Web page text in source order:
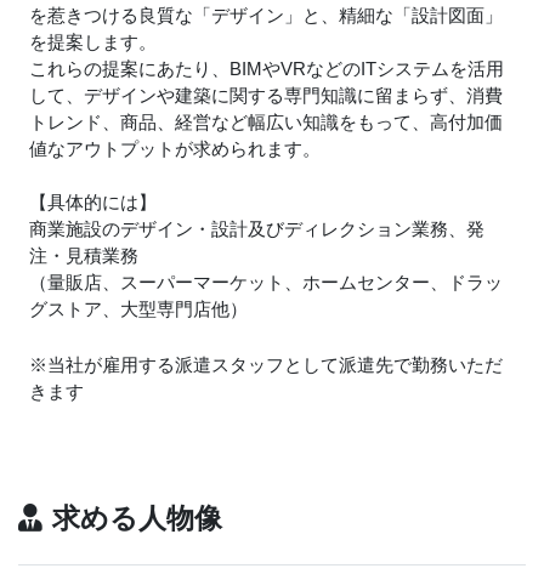
を惹きつける良質な「デザイン」と、精細な「設計図面」
を提案します。
これらの提案にあたり、BIMやVRなどのITシステムを活用
して、デザインや建築に関する専門知識に留まらず、消費
トレンド、商品、経営など幅広い知識をもって、高付加価
値なアウトプットが求められます。
【具体的には】
商業施設のデザイン・設計及びディレクション業務、発
注・見積業務
（量販店、スーパーマーケット、ホームセンター、ドラッ
グストア、大型専門店他）
※当社が雇用する派遣スタッフとして派遣先で勤務いただ
きます
求める人物像